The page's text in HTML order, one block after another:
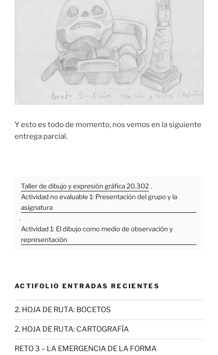
Y esto es todo de momento, nos vemos en la siguiente
entrega parcial.
Taller de dibujo y expresión gráfica 20.302 .
Actividad no evaluable 1: Presentación del grupo y la
asignatura
.
Actividad 1: El dibujo como medio de observación y
representación
ACTIFOLIO ENTRADAS RECIENTES
2. HOJA DE RUTA: BOCETOS
2. HOJA DE RUTA: CARTOGRAFÍA
RETO 3 – LA EMERGENCIA DE LA FORMA